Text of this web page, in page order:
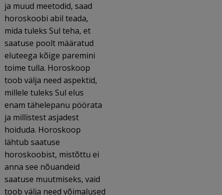
ja muud meetodid, saad
horoskoobi abil teada,
mida tuleks Sul teha, et
saatuse poolt määratud
eluteega kõige paremini
toime tulla. Horoskoop
toob välja need aspektid,
millele tuleks Sul elus
enam tähelepanu pöörata
ja millistest asjadest
hoiduda. Horoskoop
lähtub saatuse
horoskoobist, mistõttu ei
anna see nõuandeid
saatuse muutmiseks, vaid
toob välja need võimalused